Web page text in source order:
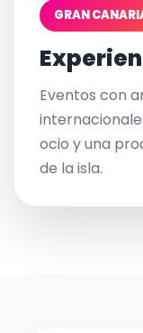
GRAN
Eventos con
ocio y una
de la isla.